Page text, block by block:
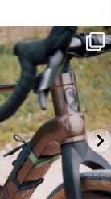
pensata per affrontare
lunghe...
26 0